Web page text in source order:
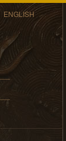
ENGLISH